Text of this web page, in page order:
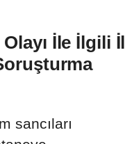
İle İlgili İl
sancıları